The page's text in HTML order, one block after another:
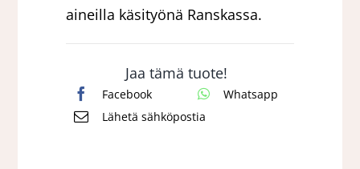
aineilla käsityönä Ranskassa.
Jaa tämä tuote!
Facebook
Whatsapp
Lähetä sähköpostia